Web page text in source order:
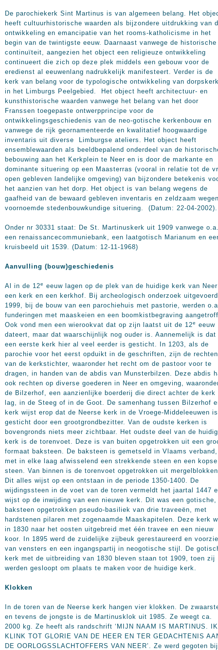
De parochiekerk Sint Martinus is van algemeen belang. Het
heeft cultuurhistorische waarden als bijzondere uitdrukking van
ontwikkeling en emancipatie van het rooms-katholicisme in het
begin van de twintigste eeuw. Daarnaast vanwege de historische
continuïteit, aangezien het object een religieuze ontwikkeling
continueert die zich op deze plek middels een gebouw voor de
eredienst al eeuwenlang nadrukkelijk manifesteert. Verder is de
kerk van belang voor de typologische ontwikkeling van
in het Limburgs Peelgebied. Het object heeft architectuur- en
kunsthistorische waarden vanwege het belang van het door
Franssen toegepaste ontwerpprincipe voor de
ontwikkelingsgeschiedenis van de neo-gotische kerkenbouw en
vanwege de rijk geornamenteerde en kwalitatief hoogwaardige
inventaris uit diverse Limburgse ateliers. Het object heeft
ensemblewaarden als beeldbepalend onderdeel van de
bebouwing aan het Kerkplein te Neer en is door de markante en
dominante situering op een Maasterras (vooral in relatie tot de
open gebleven landelijke omgeving) van bijzondere betekenis
het aanzien van het dorp. Het object is van belang wegens de
gaafheid van de bewaard gebleven inventaris en zeldzaam
voornoemde stedenbouwkundige situering. (Datum: 22-04-2002).
Onder nr 30331 staat: De St. Martinuskerk uit 1909 vanwege
een renaissancecommuniebank, een laatgotisch Marianum en
kruisbeeld uit 1539. (Datum: 12-11-1968)
Aanvulling (bouw)geschiedenis
Al in de 12e
eeuw lagen op de plek van de huidige kerk van Neer
een kerk en een kerkhof. Bij archeologisch onderzoek
1999, bij de bouw van een parochiehuis met pastorie, werden
funderingen met maaskeien en een boomkistbegraving
Ook vond men een wierookvat dat op zijn laatst uit de 12e
eeuw
dateert, maar dat waarschijnlijk nog ouder is. Aannemelijk is dat
een eerste kerk hier al veel eerder is gesticht. In 1203, als de
parochie voor het eerst opduikt in de geschriften, zijn de rechten
van de kerkstichter, waaronder het recht om de pastoor voor te
dragen, in handen van de abdis van Munsterbilzen. Deze abdis
ook rechten op diverse goederen in Neer en omgeving,
de Bilzerhof, een aanzienlijke boerderij die direct achter de kerk
lag, in de Steeg of in de Goot. De samenhang tussen Bilzerhof
kerk wijst erop dat de Neerse kerk in de Vroege-Middeleeuwen is
gesticht door een grootgrondbezitter. Van de oudste kerken is
bovengronds niets meer zichtbaar. Het oudste deel van de
kerk is de torenvoet. Deze is van buiten opgetrokken uit een
formaat baksteen. De baksteen is gemetseld in Vlaams verband,
met in elke laag afwisselend een strekkende steen en een kopse
steen. Van binnen is de torenvoet opgetrokken uit
Dit alles wijst op een ontstaan in de periode 1350-1400. De
wijdingssteen in de voet van de toren vermeldt het jaartal 1447
wijst op de inwijding van een nieuwe kerk. Dit was een
baksteen opgetrokken pseudo-basiliek van drie traveeën, met
hardstenen pilaren met zogenaamde Maaskapitelen. Deze kerk
in 1830 naar het oosten uitgebreid met één travee en een nieuw
koor. In 1895 werd de zuidelijke zijbeuk gerestaureerd en
van vensters en een ingangspartij in neogotische stijl. De
kerk met de uitbreiding van 1830 bleven staan tot 1909, toen zij
werden gesloopt om plaats te maken voor de huidige kerk.
Klokken
In de toren van de Neerse kerk hangen vier klokken. De
en tevens de jongste is de Martinusklok uit 1985. Ze weegt ca.
2000 kg. Ze heeft als randschrift ‘MIJN NAAM IS MARTINUS. IK
KLINK TOT GLORIE VAN DE HEER EN TER GEDACHTENIS
DE OORLOGSSLACHTOFFERS VAN NEER’. Ze werd gegoten bij